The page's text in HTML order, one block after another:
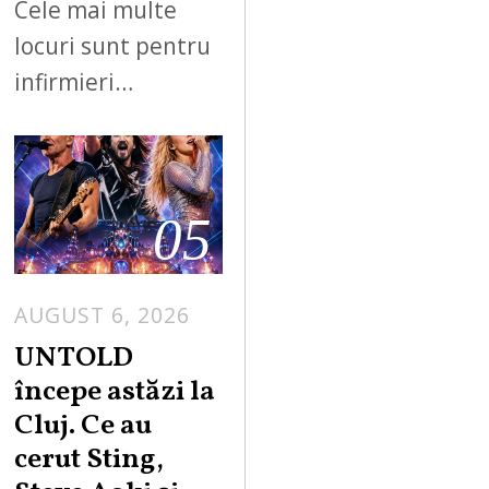
Cele mai multe
locuri sunt pentru
infirmieri…
05
AUGUST 6, 2026
UNTOLD
începe astăzi la
Cluj. Ce au
cerut Sting,